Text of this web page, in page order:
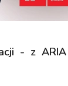
- z ARIA